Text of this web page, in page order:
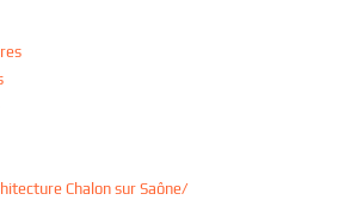
Chalon sur Saône/